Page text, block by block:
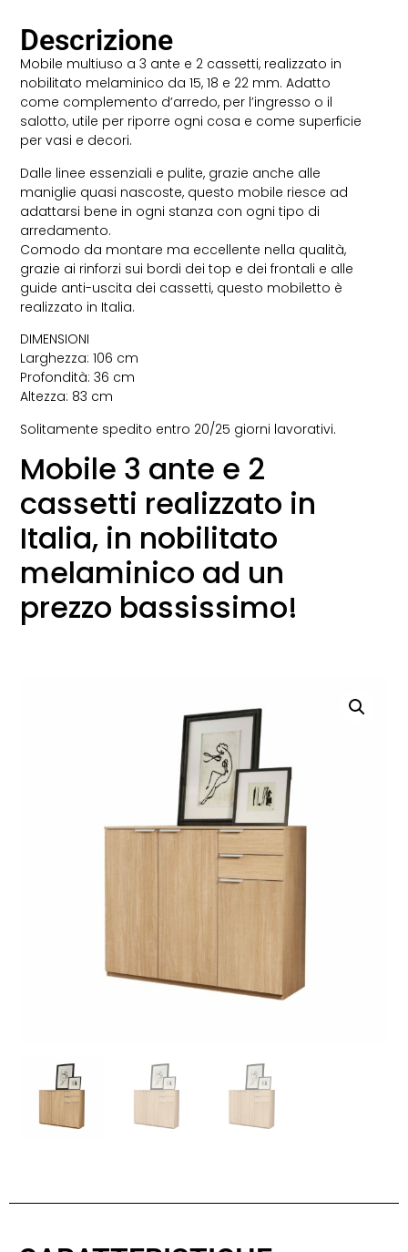
Descrizione
Mobile multiuso a 3 ante e 2 cassetti, realizzato in
nobilitato melaminico da 15, 18 e 22 mm. Adatto
come complemento d’arredo, per l’ingresso o il
salotto, utile per riporre ogni cosa e come superficie
per vasi e decori.
Dalle linee essenziali e pulite, grazie anche alle
maniglie quasi nascoste, questo mobile riesce ad
adattarsi bene in ogni stanza con ogni tipo di
arredamento.
Comodo da montare ma eccellente nella qualità,
grazie ai rinforzi sui bordi dei top e dei frontali e alle
guide anti-uscita dei cassetti, questo mobiletto è
realizzato in Italia.
DIMENSIONI
Larghezza: 106 cm
Profondità: 36 cm
Altezza: 83 cm
Solitamente spedito entro 20/25 giorni lavorativi.
Mobile 3 ante e 2
cassetti realizzato in
Italia, in nobilitato
melaminico ad un
prezzo bassissimo!